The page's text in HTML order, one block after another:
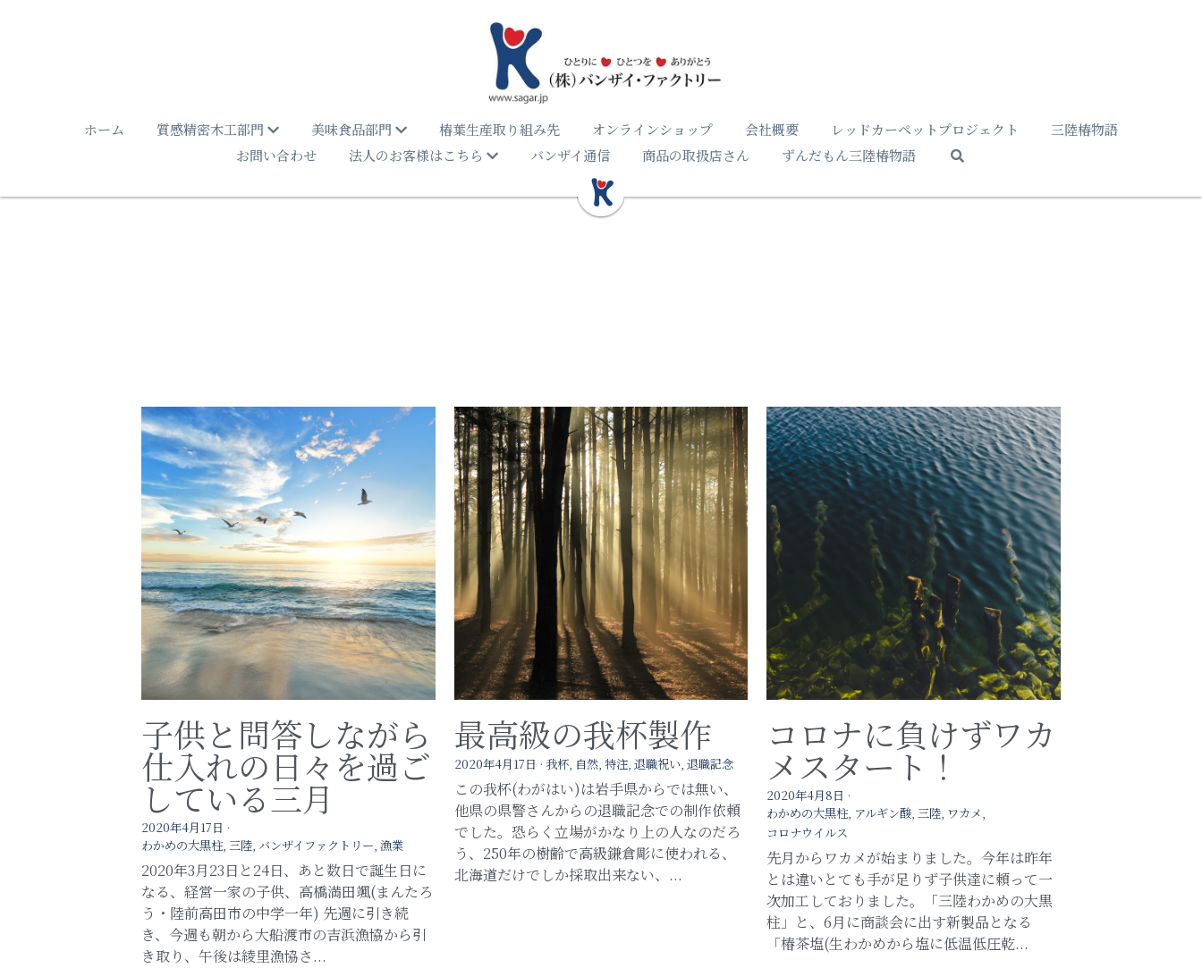
ホーム 質感精密木工部門 美味食品部門 椿葉生産取り組み先 オンラインショップ 会社概要 レッドカーペットプロジェクト
三陸椿物語
お問い合わせ
法人のお客様はこちら バンザイ通信 商品の取扱店さん ずんだもん三陸椿物語
子供と問答しながら
仕入れの日々を過ご
している三月
2020年4月17日 ·
わかめの大黒柱, 三陸, バンザイファクトリー, 漁業
2020年3月23日と24日、あと数日で誕生日に
なる、経営一家の子供、高橋満田颯(まんたろ
う・陸前高田市の中学一年) 先週に引き続
き、今週も朝から大船渡市の吉浜漁協から引
き取り、午後は綾里漁協さ...
最高級の我杯製作
2020年4月17日 · 我杯, 自然, 特注, 退職祝い, 退職記念
この我杯(わがはい)は岩手県からでは無い、
他県の県警さんからの退職記念での制作依頼
でした。恐らく立場がかなり上の人なのだろ
う、250年の樹齢で高級鎌倉彫に使われる、
北海道だけでしか採取出来ない、...
コロナに負けずワカ
メスタート！
2020年4月8日 ·
わかめの大黒柱, アルギン酸, 三陸, ワカメ,
コロナウイルス
先月からワカメが始まりました。今年は昨年
とは違いとても手が足りず子供達に頼って一
次加工しておりました。「三陸わかめの大黒
柱」と、6月に商談会に出す新製品となる
「椿茶塩(生わかめから塩に低温低圧乾...